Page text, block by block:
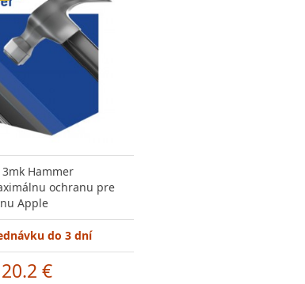
Hammer
ochranu pre
Apple
do 3 dní
20.2 €